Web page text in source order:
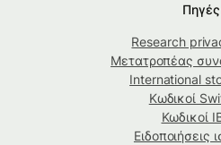
Πηγές
Research
Μετατροπέας
International
Κωδικοί
Κωδικοί
Ειδοποιήσεις